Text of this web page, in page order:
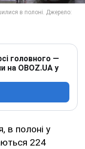
головного —
на OBOZ.UA у
в полоні у
224